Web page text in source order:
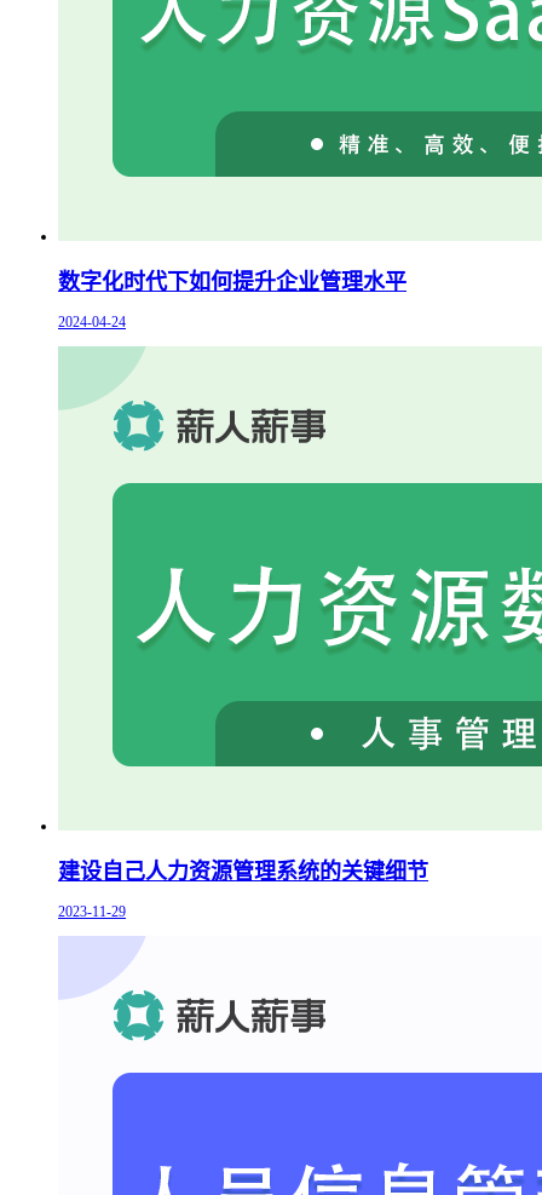
数字化时代下如何提升企业管理水平
2024-04-24
建设自己人力资源管理系统的关键细节
2023-11-29